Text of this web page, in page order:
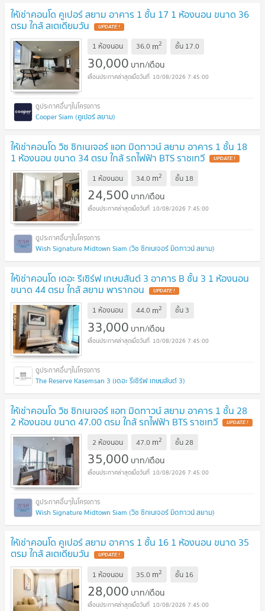
ให้เช่าคอนโด คูเปอร์ สยาม อาคาร 1 ชั้น 17 1 ห้องนอน ขนาด 36
ตรม ใกล้ สเตเดียมวัน UPDATE !
1 ห้องนอน 36.0 m2 ชั้น 17.0
30,000 บาท/เดือน
10/08/2026 7:45:00
Cooper Siam (คูเปอร์ สยาม)
ให้เช่าคอนโด วิช ซิกเนเจอร์ แอท มิดทาวน์ สยาม อาคาร 1 ชั้น 18
1 ห้องนอน ขนาด 34 ตรม ใกล้ รถไฟฟ้า BTS ราชเทวี UPDATE !
1 ห้องนอน 34.0 m2 ชั้น 18
24,500 บาท/เดือน
10/08/2026 7:45:00
Wish Signature Midtown Siam (วิช ซิกเนเจอร์ มิดทาวน์ สยาม)
ให้เช่าคอนโด เดอะ รีเซิร์ฟ เกษมสันต์ 3 อาคาร B ชั้น 3 1 ห้องนอน
ขนาด 44 ตรม ใกล้ สยาม พารากอน UPDATE !
1 ห้องนอน 44.0 m2 ชั้น 3
33,000 บาท/เดือน
10/08/2026 7:45:00
The Reserve Kasemsan 3 (เดอะ รีเซิร์ฟ เกษมสันต์ 3)
ให้เช่าคอนโด วิช ซิกเนเจอร์ แอท มิดทาวน์ สยาม อาคาร 1 ชั้น 28
2 ห้องนอน ขนาด 47.00 ตรม ใกล้ รถไฟฟ้า BTS ราชเทวี UPDATE !
2 ห้องนอน 47.0 m2 ชั้น28
35,000 บาท/เดือน
10/08/2026 7:45:00
Wish Signature Midtown Siam (วิช ซิกเนเจอร์ มิดทาวน์ สยาม)
ให้เช่าคอนโด คูเปอร์ สยาม อาคาร 1 ชั้น 16 1 ห้องนอน ขนาด 35
ตรม ใกล้ สเตเดียมวัน UPDATE !
1 ห้องนอน 35.0 m2 ชั้น 16
28,000 บาท/เดือน
10/08/2026 7:45:00